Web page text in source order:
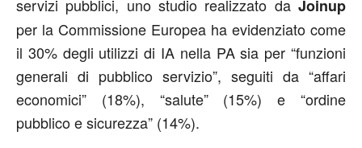
servizi pubblici, uno studio realizzato da Joinup
per la Commissione Europea ha evidenziato come
il 30% degli utilizzi di IA nella PA sia per “funzioni
generali di pubblico servizio”, seguiti da “affari
economici” (18%), “salute” (15%) e “ordine
pubblico e sicurezza” (14%).